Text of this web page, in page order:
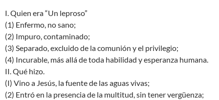
I. Quien era “Un leproso”
(1) Enfermo, no sano;
(2) Impuro, contaminado;
(3) Separado, excluido de la comunión y el privilegio;
(4) Incurable, más allá de toda habilidad y esperanza humana.
II. Qué hizo.
(I) Vino a Jesús, la fuente de las aguas vivas;
(2) Entró en la presencia de la multitud, sin tener vergüenza;